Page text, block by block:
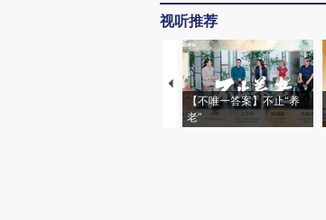
视听推荐
【不唯一答案】不止“养
老”